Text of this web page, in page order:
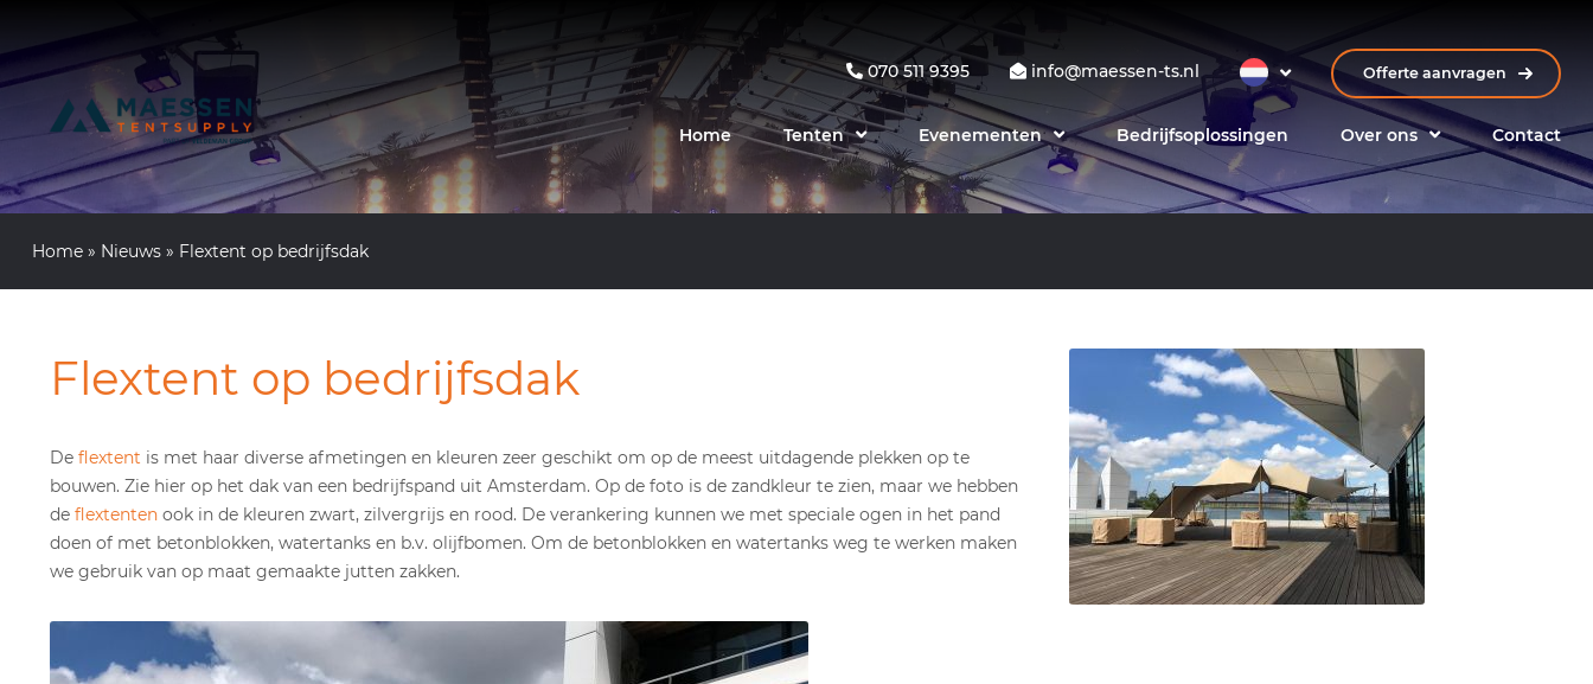
070 511 9395 info@maessen-ts.nl Offerte aanvragen
Home Tenten Evenementen Bedrijfsoplossingen Over ons Contact
Home» Nieuws» Flextent op bedrijfsdak
Flextent op bedrijfsdak
De flextent is met haar diverse afmetingen en kleuren zeer geschikt om op de meest uitdagende plekken op te
bouwen. Zie hier op het dak van een bedrijfspand uit Amsterdam. Op de foto is de zandkleur te zien, maar we hebben
de flextentenook in de kleuren zwart, zilvergrijs en rood. De verankering kunnen we met speciale ogen in het pand
doen of met betonblokken, watertanks en b.v. olijfbomen. Om de betonblokken en watertanks weg te werken maken
we gebruik van op maat gemaakte jutten zakken.